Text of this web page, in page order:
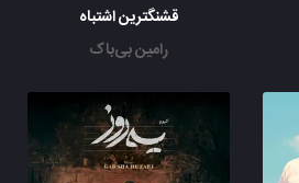
قشنگترین اشتباه
رامین بی‌باک